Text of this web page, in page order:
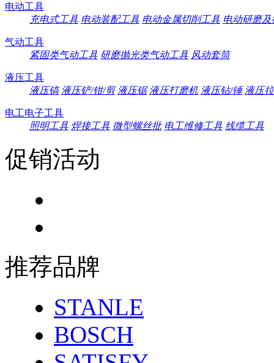
电动工具
充电式工具 电动装配工具 电动金属切削工具 电动研磨
气动工具
紧固类气动工具 研磨抛光类气动工具 风动套筒
液压工具
液压镐 液压铲/钳/剪 液压锯 液压打磨机 液压钻/锤 液压
电工电子工具
照明工具 焊接工具 微型螺丝批 电工维修工具 线缆工具
促销活动
推荐品牌
STANLE
BOSCH